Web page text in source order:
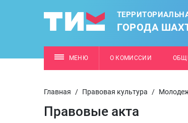
ГОРОДА
МЕНЮ О КОМИССИИ
Главная / Правовая культура /
Правовые акта